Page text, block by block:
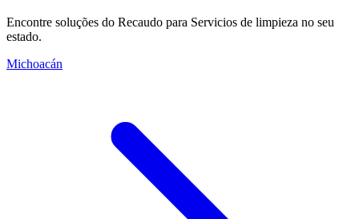
Encontre soluções do Recaudo para Servicios de limpieza no seu
estado.
Michoacán